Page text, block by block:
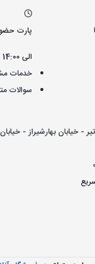
پارت
10:00 الی 14:00
خدمات
سوالات
خیابان بهارشیراز - خیابان